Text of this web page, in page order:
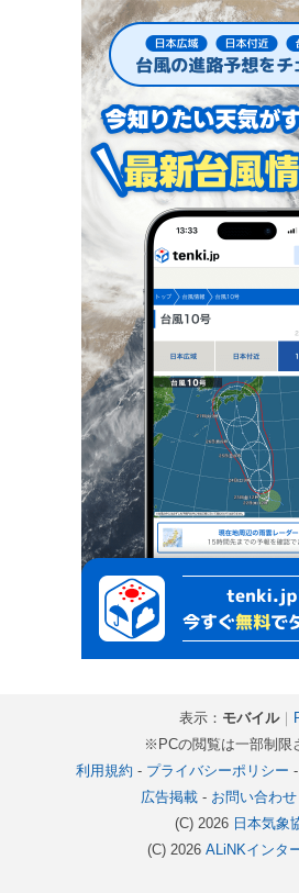
表示： モバイル｜
※PCの閲覧は一部制限
利用規約 - プライバシーポリシー -
広告掲載- お問い合わせ
(C) 2026 日本気象
(C) 2026 ALiNKインタ